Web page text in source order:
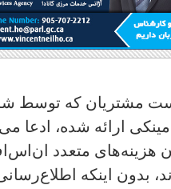
مشتریان که توسط
ارائه شده، ادعا
هزینه‌های متعدد
بدون اینکه